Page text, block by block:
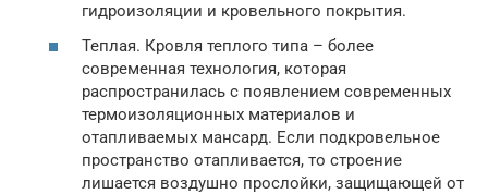
гидроизоляции и кровельного покрытия.
Теплая. Кровля теплого типа – более
современная технология, которая
распространилась с появлением современных
термоизоляционных материалов и
отапливаемых мансард. Если подкровельное
пространство отапливается, то строение
лишается воздушно прослойки, защищающей от